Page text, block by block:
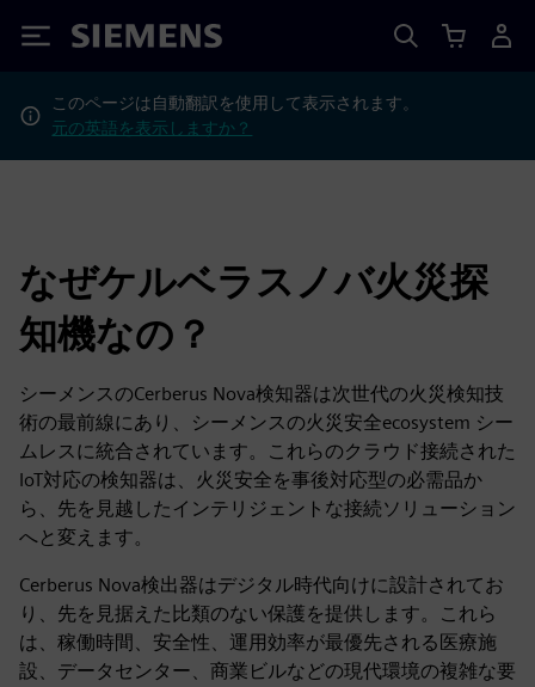
Siemens
このページは自動翻訳を使用して表示されます。
元の英語を表示しますか？
なぜケルベラスノバ火災探
知機なの？
シーメンスのCerberus Nova検知器は次世代の火災検知技
術の最前線にあり、シーメンスの火災安全ecosystem シー
ムレスに統合されています。これらのクラウド接続された
IoT対応の検知器は、火災安全を事後対応型の必需品か
ら、先を見越したインテリジェントな接続ソリューション
へと変えます。
Cerberus Nova検出器はデジタル時代向けに設計されてお
り、先を見据えた比類のない保護を提供します。これら
は、稼働時間、安全性、運用効率が最優先される医療施
設、データセンター、商業ビルなどの現代環境の複雑な要